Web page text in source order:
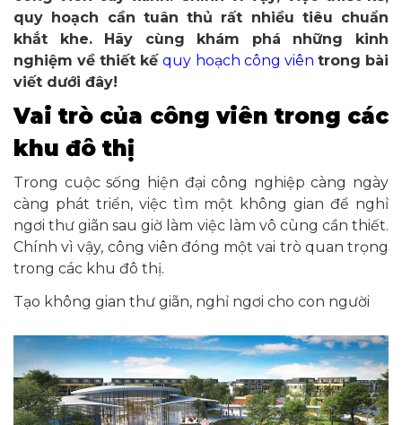
quy hoạch cần tuân thủ rất nhiều tiêu chuẩn
khắt khe. Hãy cùng khám phá những kinh
nghiệm về thiết kếquy hoạch công viên trong bài
viết dưới đây!
Vai trò của công viên trong các
khu đô thị
Trong cuộc sống hiện đại công nghiệp càng ngày
càng phát triển, việc tìm một không gian để nghỉ
ngơi thư giãn sau giờ làm việc làm vô cùng cần thiết.
Chính vì vậy, công viên đóng một vai trò quan trọng
trong các khu đô thị.
Tạo không gian thư giãn, nghỉ ngơi cho con người